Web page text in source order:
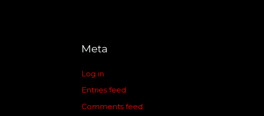
Meta
Log in
Entries feed
Comments feed